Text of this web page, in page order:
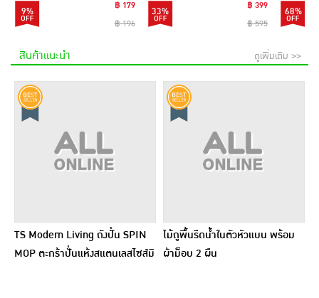
9%
฿ 179
฿ 196
33%
฿ 399
฿ 595
68%
สินค้าแนะนำ ดูเพิ่มเติม >>
TS Modern Living ถังปั่น SPIN
MOP ตะกร้าปั่นแห้งสแตนเลสไซส์มิ
ไม้ถูพื้นรีดน้ำในตัวหัวแบน พร้อม
ผ้าม็อบ 2 ผืน